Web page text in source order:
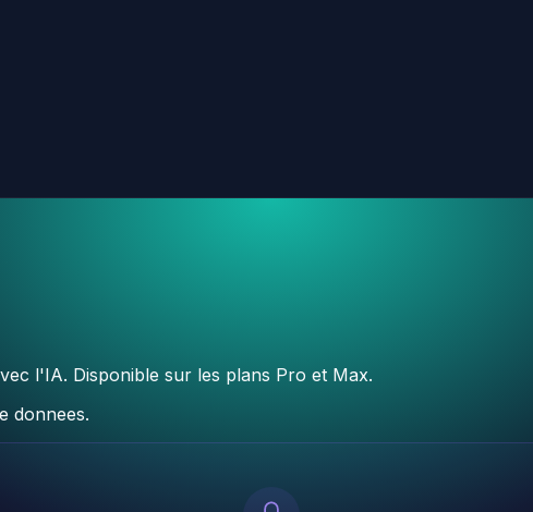
l'IA. Disponible sur les plans Pro et Max.
donnees.